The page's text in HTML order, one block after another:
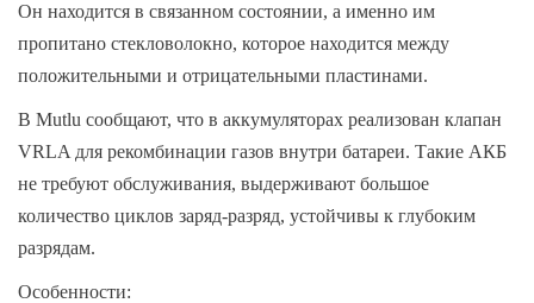
Он находится в связанном состоянии, а именно им
пропитано стекловолокно, которое находится между
положительными и отрицательными пластинами.
В Mutlu сообщают, что в аккумуляторах реализован клапан
VRLA для рекомбинации газов внутри батареи. Такие АКБ
не требуют обслуживания, выдерживают большое
количество циклов заряд-разряд, устойчивы к глубоким
разрядам.
Особенности: